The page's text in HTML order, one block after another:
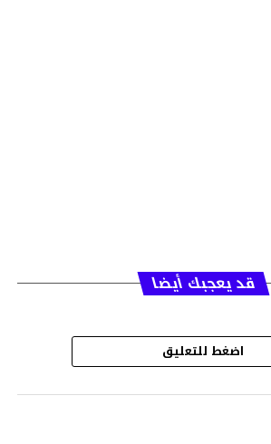
قد يعجبك أيضا
اضغط للتعليق